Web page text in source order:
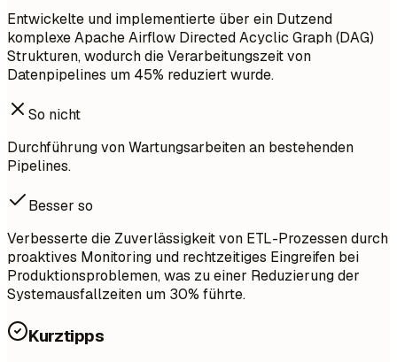
Entwickelte und implementierte über ein Dutzend
komplexe Apache Airflow Directed Acyclic Graph (DAG)
Strukturen, wodurch die Verarbeitungszeit von
Datenpipelines um 45% reduziert wurde.
So nicht
Durchführung von Wartungsarbeiten an bestehenden
Pipelines.
Besser so
Verbesserte die Zuverlässigkeit von ETL-Prozessen durch
proaktives Monitoring und rechtzeitiges Eingreifen bei
Produktionsproblemen, was zu einer Reduzierung der
Systemausfallzeiten um 30% führte.
Kurztipps